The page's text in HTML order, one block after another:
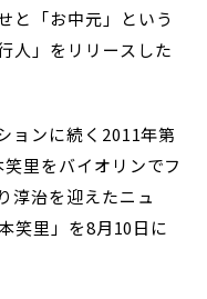
と「お中元」という
人」をリリースした
ョンに続く2011年第
里をバイオリンでフ
淳治を迎えたニュ
笑里」を8月10日に